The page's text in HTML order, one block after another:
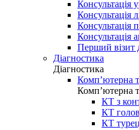
Консультація
Консультація
Консультація
Консультація
Перший візит
Діагностика
Діагностика
Комп’ютерна
Комп’ютерна
КТ з
КТ
КТ